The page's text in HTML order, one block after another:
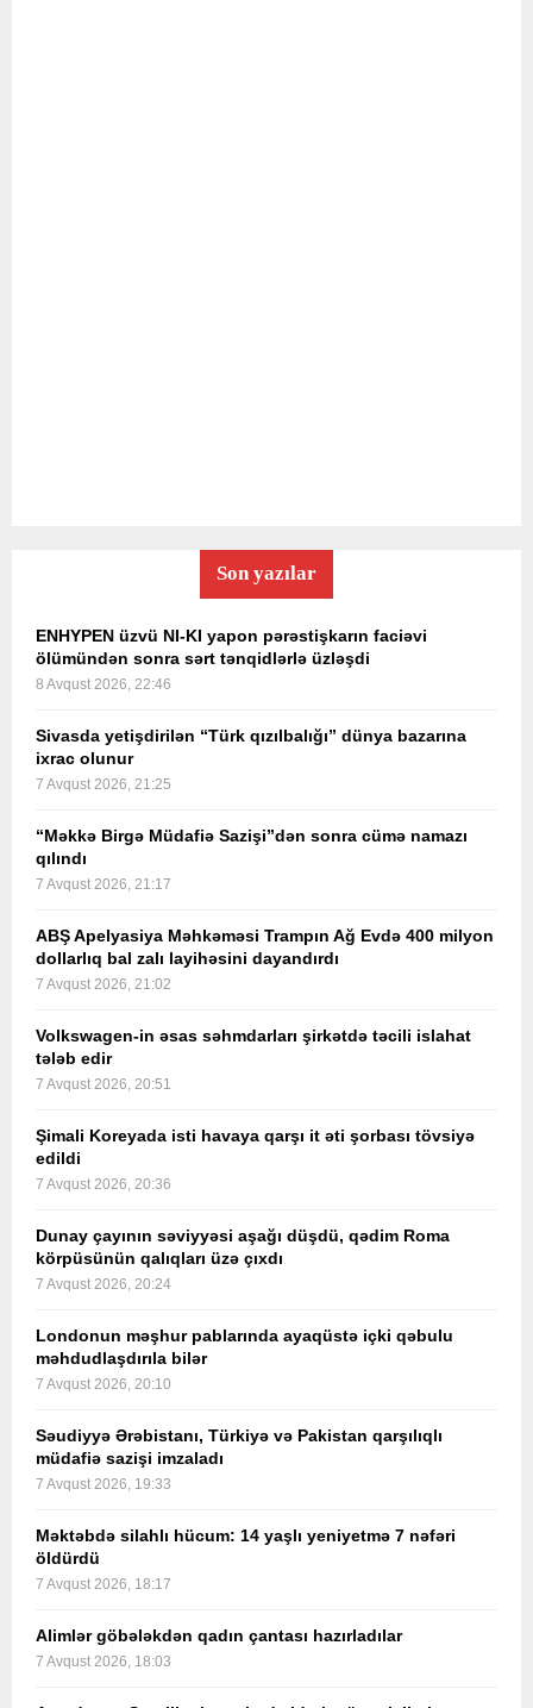
Son yazılar
ENHYPEN üzvü NI-KI yapon pərəstişkarın faciəvi
ölümündən sonra sərt tənqidlərlə üzləşdi
8 Avqust 2026, 22:46
Sivasda yetişdirilən “Türk qızılbalığı” dünya bazarına
ixrac olunur
7 Avqust 2026, 21:25
“Məkkə Birgə Müdafiə Sazişi”dən sonra cümə namazı
qılındı
7 Avqust 2026, 21:17
ABŞ Apelyasiya Məhkəməsi Trampın Ağ Evdə 400 milyon
dollarlıq bal zalı layihəsini dayandırdı
7 Avqust 2026, 21:02
Volkswagen-in əsas səhmdarları şirkətdə təcili islahat
tələb edir
7 Avqust 2026, 20:51
Şimali Koreyada isti havaya qarşı it əti şorbası tövsiyə
edildi
7 Avqust 2026, 20:36
Dunay çayının səviyyəsi aşağı düşdü, qədim Roma
körpüsünün qalıqları üzə çıxdı
7 Avqust 2026, 20:24
Londonun məşhur pablarında ayaqüstə içki qəbulu
məhdudlaşdırıla bilər
7 Avqust 2026, 20:10
Səudiyyə Ərəbistanı, Türkiyə və Pakistan qarşılıqlı
müdafiə sazişi imzaladı
7 Avqust 2026, 19:33
Məktəbdə silahlı hücum: 14 yaşlı yeniyetmə 7 nəfəri
öldürdü
7 Avqust 2026, 18:17
Alimlər göbələkdən qadın çantası hazırladılar
7 Avqust 2026, 18:03